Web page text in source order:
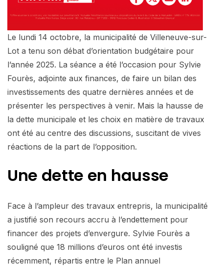
Le lundi 14 octobre, la municipalité de Villeneuve-sur-
Lot a tenu son débat d’orientation budgétaire pour
l’année 2025. La séance a été l’occasion pour Sylvie
Fourès, adjointe aux finances, de faire un bilan des
investissements des quatre dernières années et de
présenter les perspectives à venir. Mais la hausse de
la dette municipale et les choix en matière de travaux
ont été au centre des discussions, suscitant de vives
réactions de la part de l’opposition.
Une dette en hausse
Face à l’ampleur des travaux entrepris, la municipalité
a justifié son recours accru à l’endettement pour
financer des projets d’envergure. Sylvie Fourès a
souligné que 18 millions d’euros ont été investis
récemment, répartis entre le Plan annuel